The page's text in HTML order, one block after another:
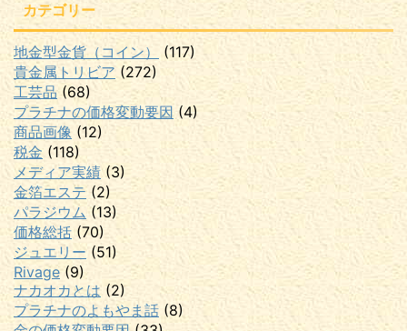
カテゴリー
地金型金貨（コイン）
(117)
貴金属トリビア (272)
工芸品 (68)
プラチナの価格変動要因 (4)
商品画像 (12)
税金 (118)
メディア実績(3)
金箔エステ(2)
パラジウム (13)
価格総括 (70)
ジュエリー (51)
Rivage (9)
ナカオカとは(2)
プラチナのよもやま話 (8)